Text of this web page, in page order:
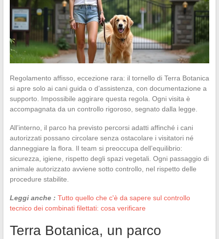
Regolamento affisso, eccezione rara: il tornello di Terra Botanica
si apre solo ai cani guida o d’assistenza, con documentazione a
supporto. Impossibile aggirare questa regola. Ogni visita è
accompagnata da un controllo rigoroso, segnato dalla legge.
All’interno, il parco ha previsto percorsi adatti affinché i cani
autorizzati possano circolare senza ostacolare i visitatori né
danneggiare la flora. Il team si preoccupa dell’equilibrio:
sicurezza, igiene, rispetto degli spazi vegetali. Ogni passaggio di
animale autorizzato avviene sotto controllo, nel rispetto delle
procedure stabilite.
Leggi anche : Tutto quello che c'è da sapere sul controllo
tecnico dei combinati filettati: cosa verificare
Terra Botanica, un parco